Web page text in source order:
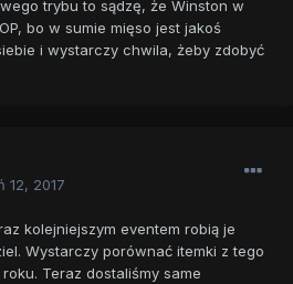
trybu to sądzę, że Winston w
bo w sumie mięso jest jakoś
i wystarczy chwila, żeby zdobyć
12, 2017
kolejniejszym eventem robią je
Wystarczy porównać itemki z tego
Teraz dostaliśmy same